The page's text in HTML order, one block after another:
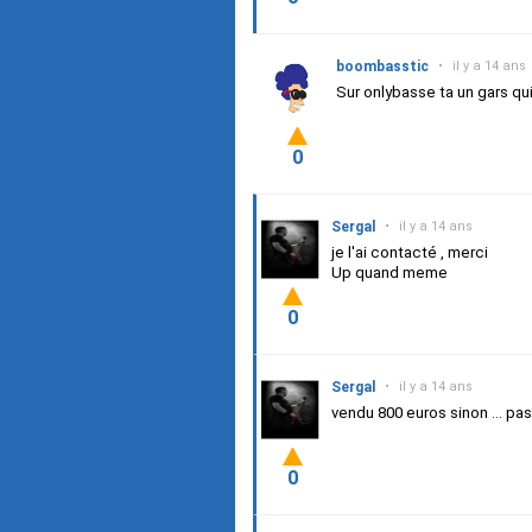
boombasstic • il y a 14 ans
Sur onlybasse ta un gars
0
Sergal • il y a 14 ans
je l'ai contacté , merci
Up quand meme
0
Sergal • il y a 14 ans
vendu 800 euros sinon ...
0